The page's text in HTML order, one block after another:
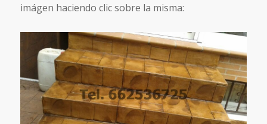
imágen haciendo clic sobre la misma: